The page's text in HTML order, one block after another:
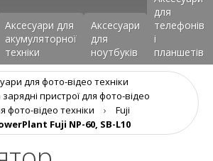
Аксесуари для
акумуляторної
техніки
Аксесуари
для
ноутбуків
для
телефонів
і
планшетів
для фото-відео техніки
пристрої для фото-відео
фото-відео техніки ›
Fuji
Fuji NP-60, SB-L10